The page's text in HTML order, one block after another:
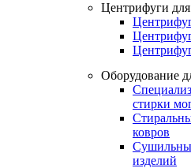
Центрифуги для
Оборудование
стирки
ковров
изделий